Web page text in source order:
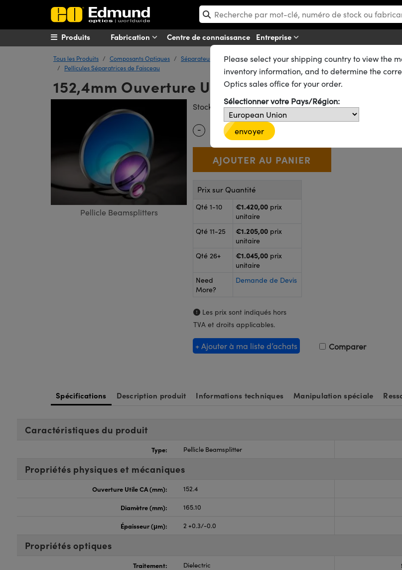
Fabrication Centre de connaissance Entreprise
Produits
Tous les Produits Composants Optiques Séparateurs de Faisceau
Lames Séparatrices de Faisceau
Pellicules Séparatrices de Faisceau
152,4mm Ouverture Utile, 50R/50T, Pellicule
Pellicle Beamsplitters
Stock #39-501 1 In Stock
Quantity Selector
- Use the plus and minus buttons to adjust the
+ €1.420,00
Prix sur Quantité
Qté 1-10 €1.420,00 prix
unitaire
Qté 11-25
€1.205,00 prix
unitaire
Qté 26+
€1.045,00 prix
unitaire
Need
More?
Demande de Devis
Les prix sont indiqués hors
TVA et droits applicables.
+ Ajouter à ma liste d’achats Comparer
Spécifications Description produit Informations techniques Manipulation spéciale
Caractéristiques du produit
Type: Pellicle Beamsplitter
Propriétés physiques et mécaniques
Ouverture Utile CA (mm): 152.4
Diamètre (mm): 165.10
Épaisseur (μm): 2 +0.3/-0.0
Propriétés optiques
Traitement: Dielectric
Please select your shipping country to view the
inventory information, and to determine the
Optics sales office for your order.
Sélectionner votre Pays/Région:
envoyer